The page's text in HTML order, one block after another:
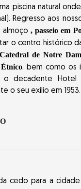
piscina natural
Regresso aos
almoço, passeio em
o centro histórico
de Notre
, bem como os
o decadente
o seu exílio em 1953.
cedo para a